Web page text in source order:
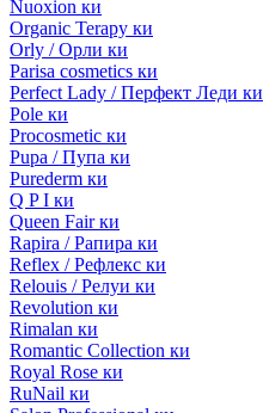
Nuoxion ки
Organic Terapy ки
Orly / Орли ки
Parisa cosmetics ки
Perfect Lady / Перфект Леди ки
Pole ки
Procosmetic ки
Pupa / Пупа ки
Purederm ки
Q P I ки
Queen Fair ки
Rapira / Рапира ки
Reflex / Рефлекс ки
Relouis / Релуи ки
Revolution ки
Rimalan ки
Romantic Collection ки
Royal Rose ки
RuNail ки